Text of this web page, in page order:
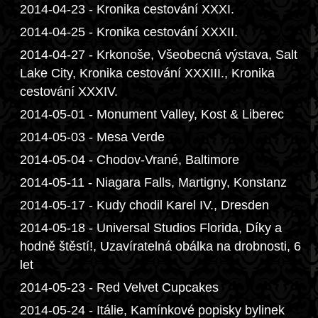
2014-04-23 - Kronika cestování XXXI.
2014-04-25 - Kronika cestování XXXII.
2014-04-27 - Krkonoše, Všeobecná výstava, Salt
Lake City, Kronika cestování XXXIII., Kronika
cestování XXXIV.
2014-05-01 - Monument Valley, Kost & Liberec
2014-05-03 - Mesa Verde
2014-05-04 - Chodov-Vrané, Baltimore
2014-05-11 - Niagara Falls, Martigny, Konstanz
2014-05-17 - Kudy chodil Karel IV., Dresden
2014-05-18 - Universal Studios Florida, Díky a
hodně štěstí!, Uzavíratelná obálka na drobnosti, 6
let
2014-05-23 - Red Velvet Cupcakes
2014-05-24 - Itálie, Kamínkové popisky bylinek